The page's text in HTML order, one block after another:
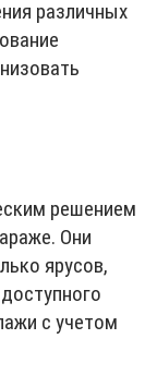
различных
решением
Они
ярусов,
с учетом